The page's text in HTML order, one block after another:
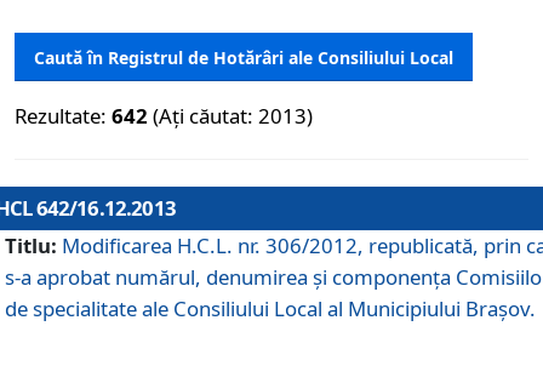
Caută în Registrul de Hotărâri ale Consiliului Local
Rezultate: 642 (Ați căutat: 2013)
642/16.12.2013
Titlu: Modificarea H.C.L. nr. 306/2012, republicată, prin
s-a aprobat numărul, denumirea şi componenţa
de specialitate ale Consiliului Local al Municipiului Braşov.